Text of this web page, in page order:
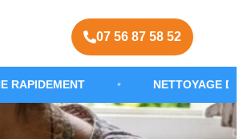
07 56 87 58 52
• NETTOYAGE DE SIPHON DE